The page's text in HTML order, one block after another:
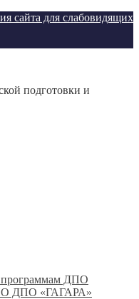
сайта для слабовидящих
подготовки и
программам ДПО
ДПО «ГАГАРА»